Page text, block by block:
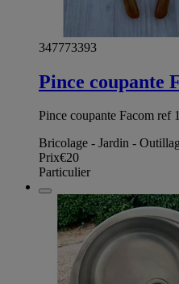
347773393
Pince coupante
Pince coupante Facom ref
Bricolage - Jardin -
Prix€20
Particulier